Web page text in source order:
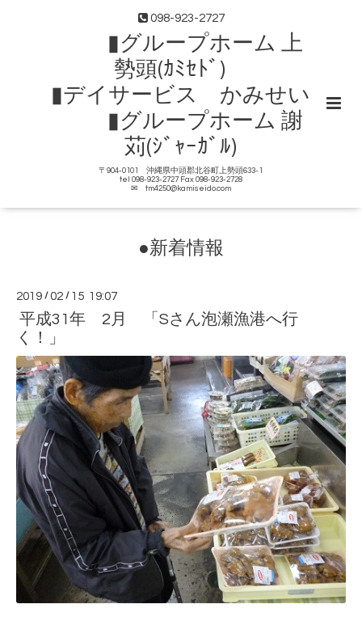
098-923-2727
▮グループホーム 上
勢頭(ｶﾐｾﾄﾞ)
▮デイサービス かみせい
▮グループホーム 謝
苅(ｼﾞｬｰｶﾞﾙ)
〒904-0101 沖縄県中頭郡北谷町上勢頭633-1
tel 098-923-2727 Fax 098-923-2728
✉ tm4250@kamiseido.com
●新着情報
2019 /02 / 15 19:07
平成31年 2月 「Sさん泡瀬漁港へ行
く！」